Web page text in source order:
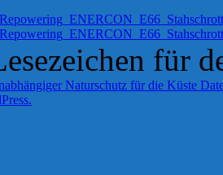
für
Naturschutz für die Küste